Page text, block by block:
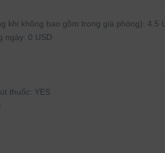
khi không bao gồm trong giá phòng): 4.5
ngày: 0 USD
thuốc: YES